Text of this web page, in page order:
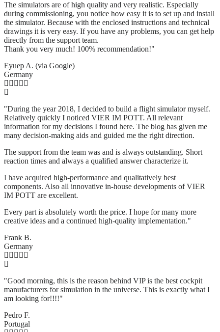
The simulators are of high quality and very realistic. Especially
during commissioning, you notice how easy it is to set up and install
the simulator. Because with the enclosed instructions and technical
drawings it is very easy. If you have any problems, you can get help
directly from the support team.
Thank you very much! 100% recommendation!"
Eyuep A. (via Google)
Germany
"During the year 2018, I decided to build a flight simulator myself.
Relatively quickly I noticed VIER IM POTT. All relevant
information for my decisions I found here. The blog has given me
many decision-making aids and guided me the right direction.
The support from the team was and is always outstanding. Short
reaction times and always a qualified answer characterize it.
I have acquired high-performance and qualitatively best
components. Also all innovative in-house developments of VIER
IM POTT are excellent.
Every part is absolutely worth the price. I hope for many more
creative ideas and a continued high-quality implementation."
Frank B.
Germany
"Good morning, this is the reason behind VIP is the best cockpit
manufacturers for simulation in the universe. This is exactly what I
am looking for!!!!"
Pedro F.
Portugal